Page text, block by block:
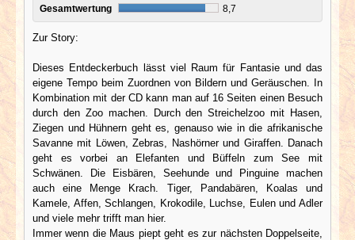
Gesamtwertung
8,7
Zur Story:
Dieses Entdeckerbuch lässt viel Raum für Fantasie und das
eigene Tempo beim Zuordnen von Bildern und Geräuschen. In
Kombination mit der CD kann man auf 16 Seiten einen Besuch
durch den Zoo machen. Durch den Streichelzoo mit Hasen,
Ziegen und Hühnern geht es, genauso wie in die afrikanische
Savanne mit Löwen, Zebras, Nashörner und Giraffen. Danach
geht es vorbei an Elefanten und Büffeln zum See mit
Schwänen. Die Eisbären, Seehunde und Pinguine machen
auch eine Menge Krach. Tiger, Pandabären, Koalas und
Kamele, Affen, Schlangen, Krokodile, Luchse, Eulen und Adler
und viele mehr trifft man hier.
Immer wenn die Maus piept geht es zur nächsten Doppelseite,